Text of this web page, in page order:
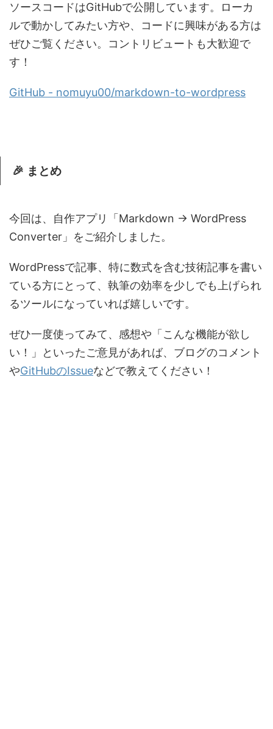
ソースコードはGitHubで公開しています。ローカ
ルで動かしてみたい方や、コードに興味がある方は
ぜひご覧ください。コントリビュートも大歓迎で
す！
GitHub - nomuyu00/markdown-to-wordpress
🎉 まとめ
今回は、自作アプリ「Markdown → WordPress
Converter」をご紹介しました。
WordPressで記事、特に数式を含む技術記事を書い
ている方にとって、執筆の効率を少しでも上げられ
るツールになっていれば嬉しいです。
ぜひ一度使ってみて、感想や「こんな機能が欲し
い！」といったご意見があれば、ブログのコメント
やGitHubのIssueなどで教えてください！